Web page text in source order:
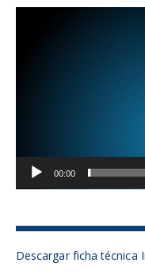
00:00
Descargar ficha técnica